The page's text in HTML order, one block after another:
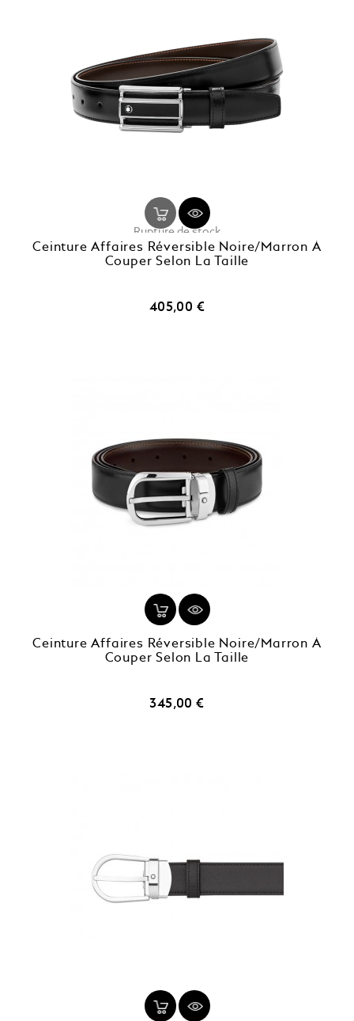
Rupture de stock
Ceinture Affaires Réversible Noire/marron À
Couper Selon La Taille
405,00 €Prix
Ceinture Affaires Réversible Noire/marron À
Couper Selon La Taille
345,00 €Prix